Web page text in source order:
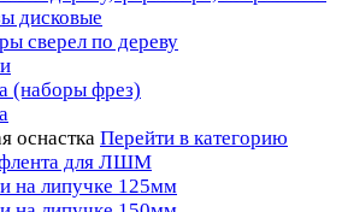
дисковые
сверел по дереву
(наборы фрез)
оснастка Перейти в категорию
для ЛШМ
на липучке 125мм